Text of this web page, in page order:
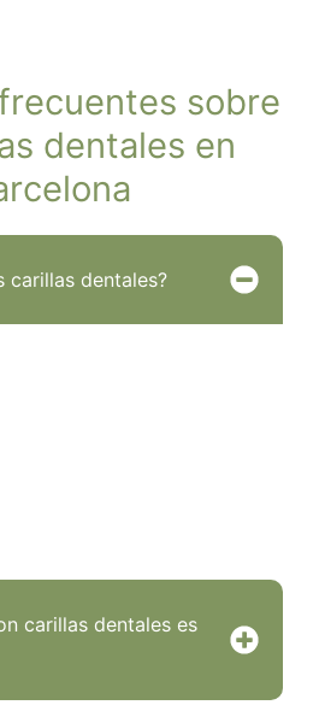
sobre
dentales en
carillas dentales?
carillas dentales es